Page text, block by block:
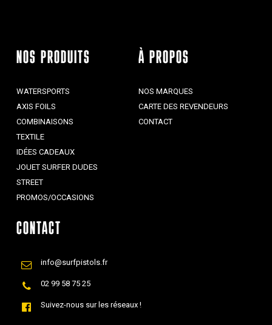
NOS PRODUITS
WATERSPORTS
AXIS FOILS
COMBINAISONS
TEXTILE
IDÉES CADEAUX
JOUET SURFER DUDES
STREET
PROMOS/OCCASIONS
À PROPOS
NOS MARQUES
CARTE DES REVENDEURS
CONTACT
CONTACT
info@surfpistols.fr
02 99 58 75 25
Suivez-nous sur les réseaux !